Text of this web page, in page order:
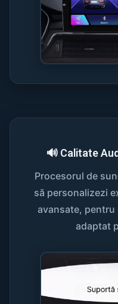
🔊 Calitate
Procesorul de
să personalizezi
avansate,
adaptat